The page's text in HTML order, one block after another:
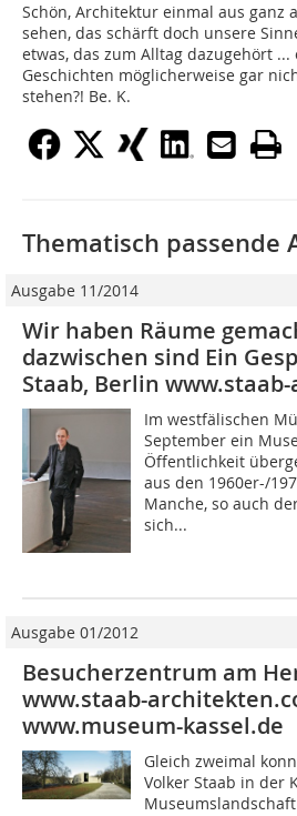
Schön, Architektur einmal aus ganz
sehen, das schärft doch unsere
etwas, das zum Alltag dazugehört
Geschichten möglicherweise gar
stehen?! Be. K.
Thematisch passende
Ausgabe 11/2014
Wir haben Räume
dazwischen sind Ein
Staab, Berlin
Im westfälischen
September ein
Öffentlichkeit
aus den 1960er-/
Manche, so auch
sich...
Ausgabe 01/2012
Besucherzentrum am
www.staab-
www.museum-kassel.de
Gleich zweimal
Volker Staab in der